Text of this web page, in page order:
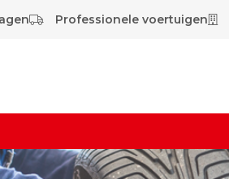
Professionele voertuigen